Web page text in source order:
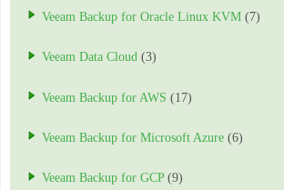
Veeam Backup for Oracle Linux KVM (7)
Veeam Data Cloud (3)
Veeam Backup for AWS (17)
Veeam Backup for Microsoft Azure (6)
Veeam Backup for GCP(9)